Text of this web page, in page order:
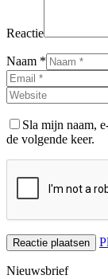
Reactie
Naam *
Sla mijn naam,
de volgende keer.
Nieuwsbrief